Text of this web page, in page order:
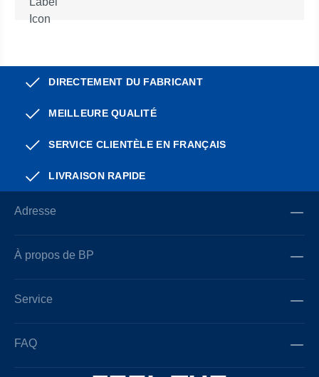
DIRECTEMENT DU FABRICANT
MEILLEURE QUALITÉ
SERVICE CLIENTÈLE EN FRANÇAIS
LIVRAISON RAPIDE
Adresse
À propos de BP
Service
FAQ